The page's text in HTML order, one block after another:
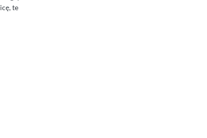
te